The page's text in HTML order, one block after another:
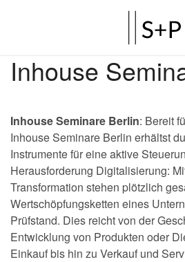
Inhouse
Inhouse Seminare Berlin: Bereit
Inhouse Seminare Berlin erhältst
Instrumente für eine aktive
Herausforderung Digitalisierung:
Transformation stehen plötzlich
Wertschöpfungsketten eines
Prüfstand. Dies reicht von der
Entwicklung von Produkten oder
Einkauf bis hin zu Verkauf und